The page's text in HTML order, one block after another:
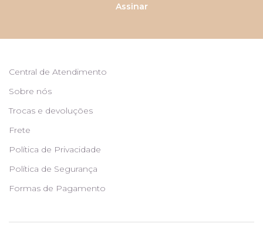
Assinar
Central de Atendimento
Sobre nós
Trocas e devoluções
Frete
Política de Privacidade
Política de Segurança
Formas de Pagamento